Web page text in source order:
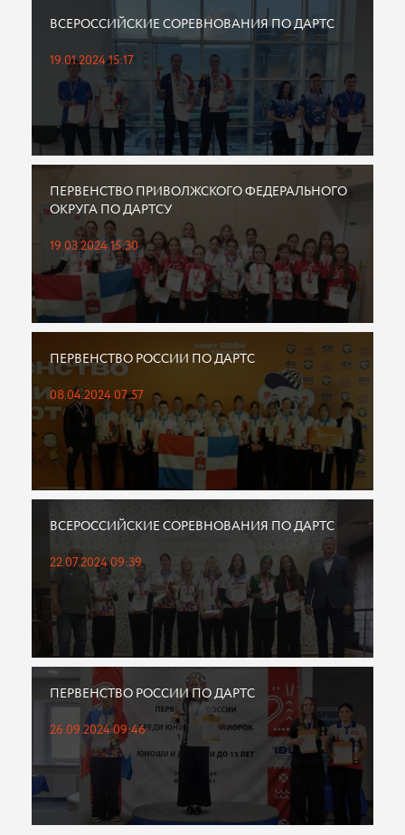
ВСЕРОССИЙСКИЕ СОРЕВНОВАНИЯ ПО ДАРТС
19.01.2024 15:17
ПЕРВЕНСТВО ПРИВОЛЖСКОГО ФЕДЕРАЛЬНОГО
ОКРУГА ПО ДАРТСУ
19.03.2024 15:30
ПЕРВЕНСТВО РОССИИ ПО ДАРТС
08.04.2024 07:57
ВСЕРОССИЙСКИЕ СОРЕВНОВАНИЯ ПО ДАРТС
22.07.2024 09:39
ПЕРВЕНСТВО РОССИИ ПО ДАРТС
26.09.2024 09:46